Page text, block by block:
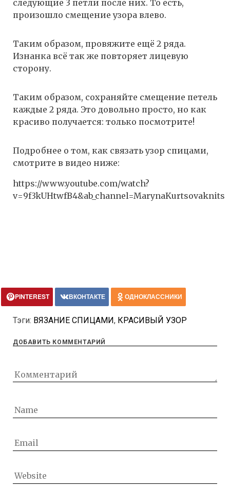
следующие 3 петли после них. То есть,
произошло смещение узора влево.
Таким образом, провяжите ещё 2 ряда.
Изнанка всё так же повторяет лицевую
сторону.
Таким образом, сохраняйте смещение петель
каждые 2 ряда. Это довольно просто, но как
красиво получается: только посмотрите!
Подробнее о том, как связать узор спицами,
смотрите в видео ниже:
https://www.youtube.com/watch?
v=9f3kUHtwfB4&ab_channel=MarynaKurtsovaknits
PINTEREST ВКОНТАКТЕ ОДНОКЛАССНИКИ
Тэги: ВЯЗАНИЕ СПИЦАМИ, КРАСИВЫЙ УЗОР
ДОБАВИТЬ КОММЕНТАРИЙ